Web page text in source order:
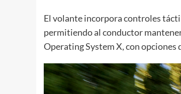
El volante incorpora controles
permitiendo al conductor
Operating System X, con